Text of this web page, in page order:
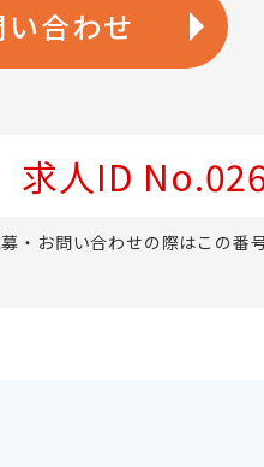
合わせ
求人ID
・お問い合わせの際はこの番